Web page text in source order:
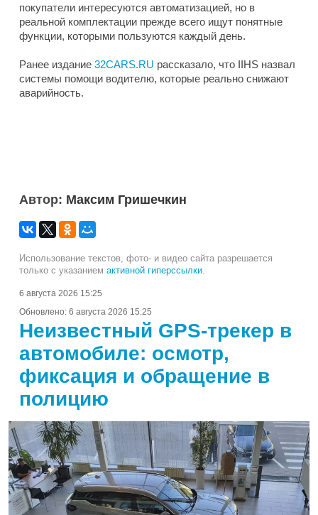
покупатели интересуются автоматизацией, но в
реальной комплектации прежде всего ищут понятные
функции, которыми пользуются каждый день.
Ранее издание 32CARS.RU рассказало, что IIHS назвал
системы помощи водителю, которые реально снижают
аварийность.
Автор: Максим Гришечкин
Использование текстов, фото- и видео сайта разрешается
только с указанием активной гиперссылки
6 августа 2026 15:25
Обновлено: 6 августа 2026 15:25
Неизвестный GPS-трекер в
автомобиле: осмотр,
фиксация и обращение в
полицию